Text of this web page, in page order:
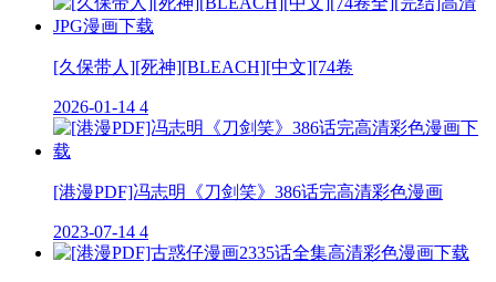
[久保带人][死神][BLEACH][中文][74卷
2026-01-14 4
[港漫PDF]冯志明《刀剑笑》386话完高清彩色漫画
2023-07-14 4